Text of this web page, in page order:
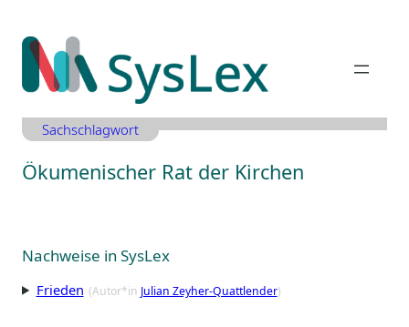
Inhalt
springen
Sachschlagwort
Ökumenischer Rat der Kirchen
Nachweise in SysLex
Frieden (Autor*in Julian Zeyher-Quattlender)